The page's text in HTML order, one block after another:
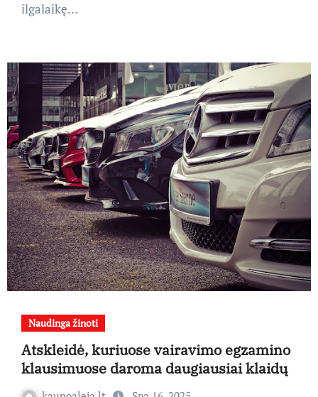
ilgalaikę…
Naudinga žinoti
Atskleidė, kuriuose vairavimo egzamino
klausimuose daroma daugiausiai klaidų